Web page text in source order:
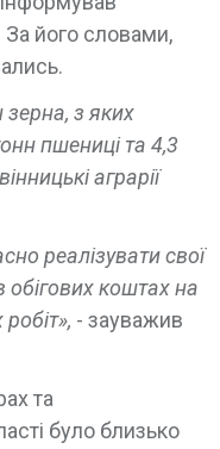
його словами,
зерна, з яких
пшениці та 4,3
аграрії
реалізувати свої
коштах на
- зауважив
та
було близько